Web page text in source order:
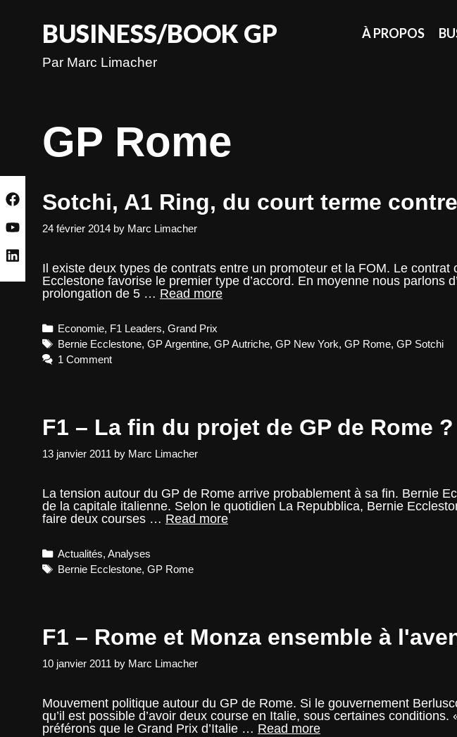
BUSINESS/BOOK GP
Par Marc Limacher
À PROPOS
GP Rome
Sotchi, A1 Ring, du court terme
24 février 2014 by Marc Limacher
Il existe deux types de contrats entre un promoteur et la FOM. Le
Ecclestone favorise le premier type d’accord. En moyenne nous
prolongation de 5 … Read moreSotchi,
court
Categories
Economie, F1 Leaders,Grand Prix
Tags
Bernie Ecclestone,GP Argentine,GP Autriche,GP New York,GP Rome,GP Sotchi
1 Comment
F1 – La fin du projet de GP de Rome ?
13 janvier 2011 by Marc Limacher
La tension autour du GP de Rome arrive probablement à sa fin. Bernie
de la capitale italienne. Selon le quotidien La Repubblica, Bernie
faire deux courses … Read moreF1
Rome
?
Categories
Actualités,Analyses
Tags
Bernie Ecclestone,GP Rome
F1 – Rome et Monza ensemble à
10 janvier 2011 by Marc Limacher
Mouvement politique autour du GP de Rome. Si le gouvernement
qu’il est possible d’avoir deux course en Italie, sous certaines
préférons que le Grand Prix d’Italie … Read moreF1